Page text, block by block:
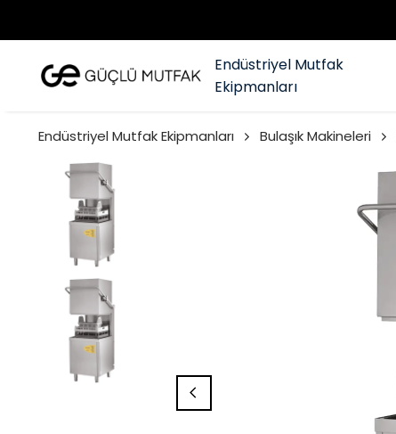
Endüstriyel Mutfak
Ekipmanları
Endüstriyel Mutfak Ekipmanları Bulaşık Makineleri